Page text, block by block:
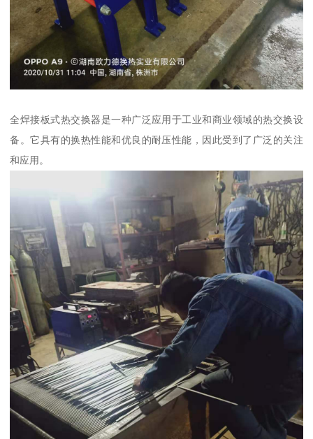
全焊接板式热交换器是一种广泛应用于工业和商业领域的热交换设
备。它具有的换热性能和优良的耐压性能，因此受到了广泛的关注
和应用。